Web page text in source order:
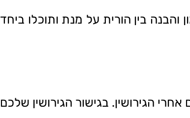
בין הורית על מנת ותוכלו ביחד
הגירושין. בגישור הגירושין שלכם